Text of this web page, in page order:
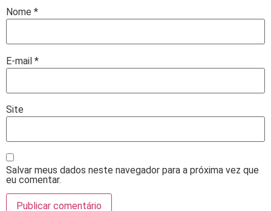
Nome *
E-mail *
Site
Salvar meus dados neste navegador para a próxima vez que
eu comentar.